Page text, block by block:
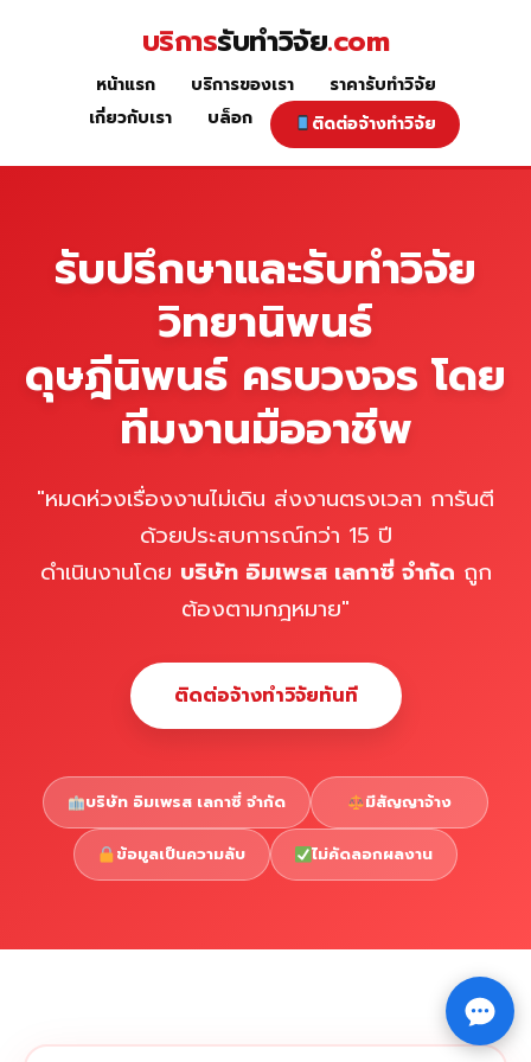
หน้าแรก
Copyright © 2026 รับทำวิจัย รับทำวิทยานิพนธ์ รับทำ⇧
บริการรับทำวิจัย.com
หน้าแรก บริการของเรา
ราคารับทำวิจัย
เกี่ยวกับเรา
บล็อก ติดต่อจ้างทำวิจัย
รับปรึกษาและรับทำวิจัย
วิทยานิพนธ์
ดุษฎีนิพนธ์ ครบวงจร โดย
ทีมงานมืออาชีพ
"หมดห่วงเรื่องงานไม่เดิน ส่งงานตรงเวลา การันตี
ด้วยประสบการณ์กว่า 15 ปี
ดำเนินงานโดย บริษัท อิมเพรส เลกาซี่ จำกัด ถูก
ต้องตามกฎหมาย"
ติดต่อจ้างทำวิจัยทันที
บริษัท อิมเพรส เลกาซี่ จำกัด มีสัญญาจ้าง
ข้อมูลเป็นความลับ ไม่คัดลอกผลงาน